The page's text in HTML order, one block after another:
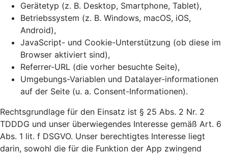
Gerätetyp (z. B. Desktop, Smartphone, Tablet),
Betriebssystem (z. B. Windows, macOS, iOS,
Android),
JavaScript- und Cookie-Unterstützung (ob diese im
Browser aktiviert sind),
Referrer-URL (die vorher besuchte Seite),
Umgebungs-Variablen und Datalayer-informationen
auf der Seite (u. a. Consent-Informationen).
Rechtsgrundlage für den Einsatz ist § 25 Abs. 2 Nr. 2
TDDDG und unser überwiegendes Interesse gemäß Art. 6
Abs. 1 lit. f DSGVO. Unser berechtigtes Interesse liegt
darin, sowohl die für die Funktion der App zwingend